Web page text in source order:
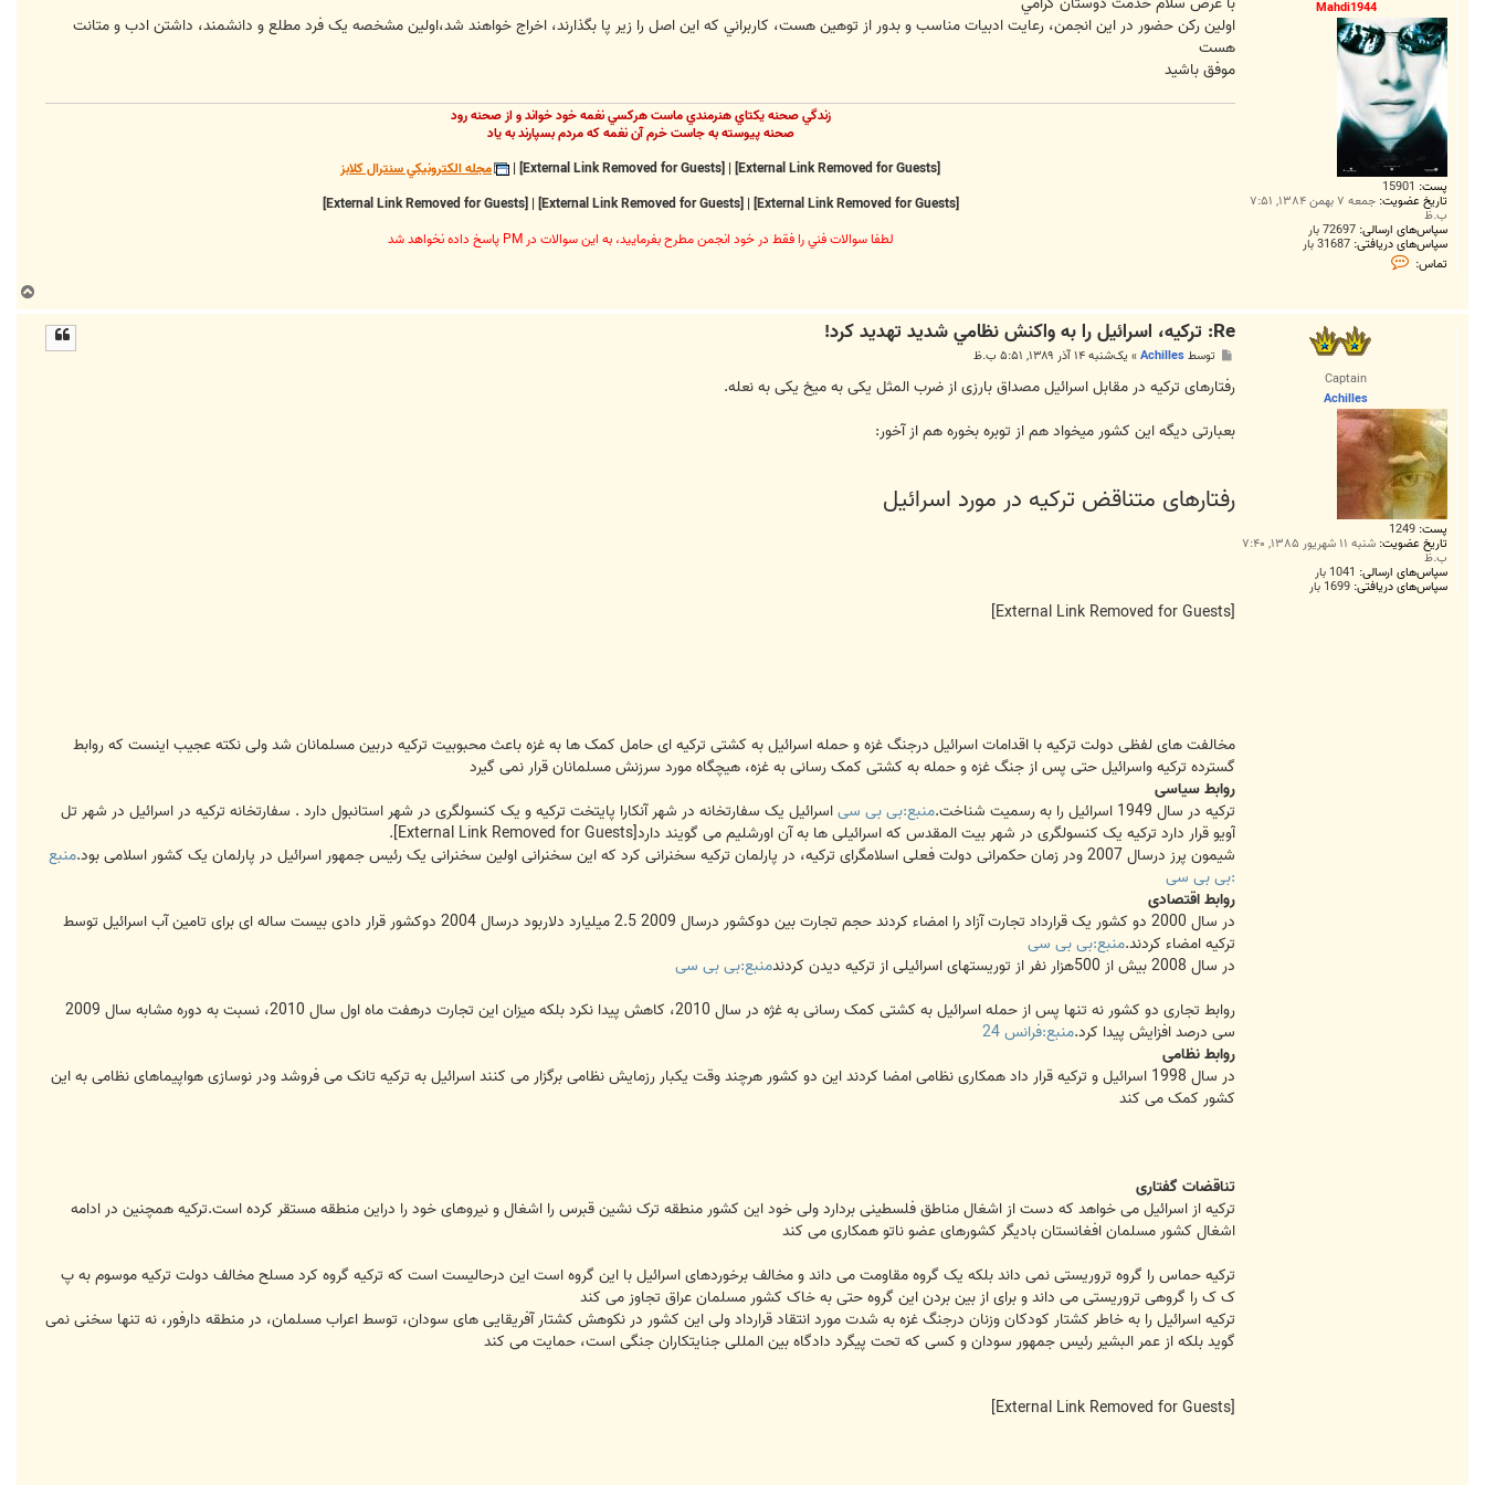
Mahdi1944
پست: 15901
تاریخ عضویت: جمعه ۷ بهمن ۱۳۸۴, ۷:۵۱
ب.ظ
سپاس‌های ارسالی: 72697 بار
سپاس‌های دریافتی: 31687 بار
تماس:
ت
M
4
4
اولين رکن حضور در اين انجمن، رعايت ادبيات مناسب و بدور از توهين هست، کاربراني که اين اصل را زير پا بگذارند، اخراج خواهند شد،‌اولين مشخصه يک فرد مطلع و دانشمند، داشتن ادب و متانت
هست
موفق باشيد
زندگي صحنه يکتاي هنرمندي ماست هرکسي نغمه خود خواند و از صحنه رود
صحنه پيوسته به جاست خرم آن نغمه که مردم بسپارند به ياد
[External Link Removed for Guests]
|
[External Link Removed for Guests]
|
مجله الکترونيکي سنترال کلابز
[External Link Removed for Guests]
|
[External Link Removed for Guests]
|
[External Link Removed for Guests]
لطفا سوالات فني را فقط در خود انجمن مطرح بفرماييد، به اين سوالات در PM پاسخ داده نخواهد شد
ا
Captain
Achilles
پست: 1249
تاریخ عضویت: شنبه ۱۱ شهریور ۱۳۸۵, ۷:۴۰
ب.ظ
سپاس‌های ارسالی: 1041 بار
سپاس‌های دریافتی: 1699 بار
Re: تركيه، اسرائيل را به واكنش نظامي شديد تهديد كرد!
ت
توسطAchilles
» یک‌شنبه ۱۴ آذر ۱۳۸۹, ۵:۵۱ ب.ظ
رفتارهای ترکیه در مقابل اسرائیل مصداق بارزی از ضرب المثل یکی به میخ یکی به نعله.
بعبارتی دیگه این کشور میخواد هم از توبره بخوره هم از آخور:
رفتارهای متناقض ترکیه در مورد اسرائیل
[External Link Removed for Guests]
مخالفت های لفظی دولت ترکیه با اقدامات اسرائیل درجنگ غزه و حمله اسرائیل به کشتی ترکیه ای حامل کمک ها به غزه باعث محبوبیت ترکیه دربین مسلمانان شد ولی نکته عجیب اینست که روابط
گسترده ترکیه واسرائیل حتی پس از جنگ غزه و حمله به کشتی کمک رسانی به غزه، هیچگاه مورد سرزنش مسلمانان قرار نمی گیرد
روابط سیاسی
ترکیه در سال 1949 اسرائیل را به رسمیت شناخت.
منبع:بی بی سیاسرائیل یک سفارتخانه در شهر آنکارا پایتخت ترکیه و یک کنسولگری در شهر استانبول دارد . سفارتخانه ترکیه در اسرائیل در شهر تل
آویو قرار دارد ترکیه یک کنسولگری در شهر بیت المقدس که اسرائیلی ها به آن اورشلیم می گویند دارد[External Link Removed for Guests]
.
شیمون پرز درسال 2007 ودر زمان حکمرانی دولت فعلی اسلامگرای ترکیه، در پارلمان ترکیه سخنرانی کرد که این سخنرانی اولین سخنرانی یک رئیس جمهور اسرائیل در پارلمان یک کشور اسلامی بود.
منبع
:بی بی سی
روابط اقتصادی
در سال 2000 دو کشور یک قرارداد تجارت آزاد را امضاء کردند حجم تجارت بین دوکشور درسال 2009 2.5 میلیارد دلاربود درسال 2004 دوکشور قرار دادی بیست ساله ای برای تامین آب اسرائیل توسط
ترکیه امضاء کردند.منبع:بی بی سی
در سال 2008 بیش از 500هزار نفر از توریستهای اسرائیلی از ترکیه دیدن کردند
منبع:بی بی سی
روابط تجاری دو کشور نه تنها پس از حمله اسرائیل به کشتی کمک رسانی به غژه در سال 2010، کاهش پیدا نکرد بلکه میزان این تجارت درهفت ماه اول سال 2010، نسبت به دوره مشابه سال 2009
سی درصد افزایش پیدا کرد.منبع:فرانس 24
روابط نظامی
در سال 1998 اسرائیل و ترکیه قرار داد همکاری نظامی امضا کردند این دو کشور هرچند وقت یکبار رزمایش نظامی برگزار می کنند اسرائیل به ترکیه تانک می فروشد ودر نوسازی هواپیماهای نظامی به این
کشور کمک می کند
تناقضات گفتاری
ترکیه از اسرائیل می خواهد که دست از اشغال مناطق فلسطینی بردارد ولی خود این کشور منطقه ترک نشین قبرس را اشغال و نیروهای خود را دراین منطقه مستقر کرده است.ترکیه همچنین در ادامه
اشغال کشور مسلمان افغانستان بادیگر کشورهای عضو ناتو همکاری می کند
ترکیه حماس را گروه تروریستی نمی داند بلکه یک گروه مقاومت می داند و مخالف برخوردهای اسرائیل با این گروه است این درحالیست است که ترکیه گروه کرد مسلح مخالف دولت ترکیه موسوم به پ
ک ک را گروهی تروریستی می داند و برای از بین بردن این گروه حتی به خاک کشور مسلمان عراق تجاوز می کند
ترکیه اسرائیل را به خاطر کشتار کودکان وزنان درجنگ غزه به شدت مورد انتقاد قرارداد ولی این کشور در نکوهش کشتار آفریقایی های سودان، توسط اعراب مسلمان، در منطقه دارفور، نه تنها سخنی نمی
گوید بلکه از عمر البشیر رئیس جمهور سودان و کسی که تحت پیگرد دادگاه بین المللی جنایتکاران جنگی است، حمایت می کند
[External Link Removed for Guests]